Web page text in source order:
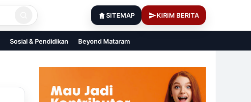
SITEMAP KIRIM BERITA
Sosial & Pendidikan Beyond Mataram